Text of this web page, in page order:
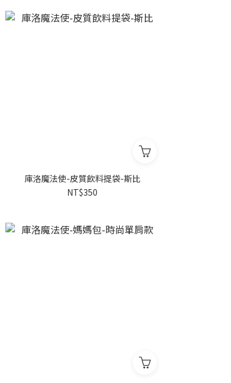
庫洛魔法使-皮質飲料提袋-斯比
NT$350